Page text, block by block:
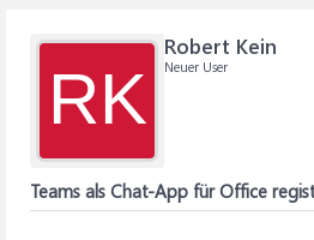
RK
Robert Kein
Neuer User
Teams als Chat-App für Office